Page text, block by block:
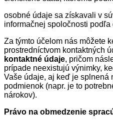
osobné údaje sa získavali v
informačnej spoločnosti podľa
Za týmto účelom nás môžete
prostredníctvom kontaktných
kontaktné údaje, pričom
prípade neexistujú výnimky,
Vaše údaje, aj keď je splnená
podmienok (napr. je to
nárokov).
Právo na obmedzenie